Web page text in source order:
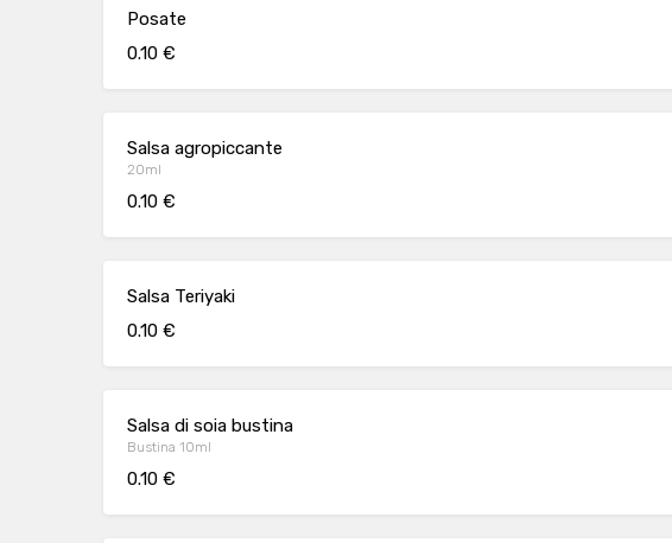
Posate
0.10 €
Salsa agropiccante
20ml
0.10 €
Salsa Teriyaki
0.10 €
Salsa di soia bustina
Bustina 10ml
0.10 €